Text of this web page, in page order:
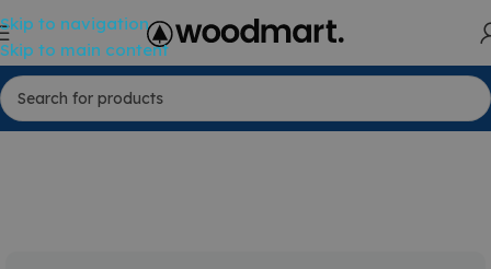
Skip to navigation
Skip to main content